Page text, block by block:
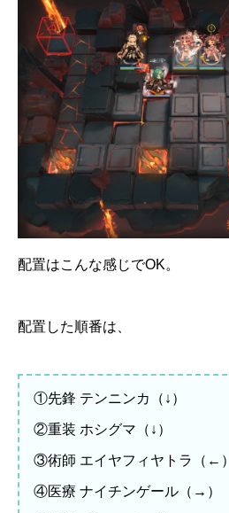
配置はこんな感じでOK。
配置した順番は、
①先鋒 テンニンカ（↓）
②重装 ホシグマ（↓）
③術師 エイヤフィヤトラ（←）
④医療 ナイチンゲール（→）